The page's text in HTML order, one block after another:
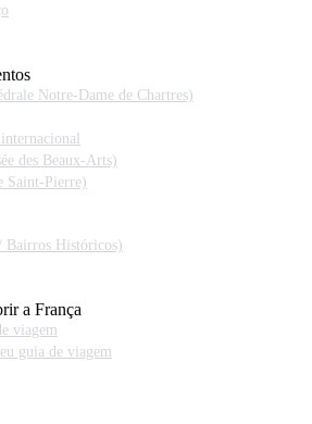
Notre-Dame de Chartres)
des Beaux-Arts)
Saint-Pierre)
Bairros Históricos)
a França
viagem
guia de viagem